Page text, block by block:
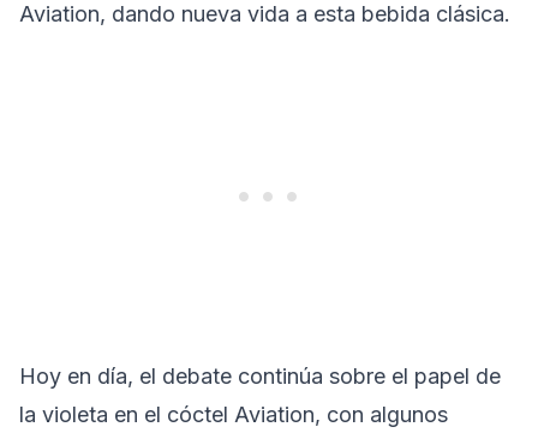
Aviation, dando nueva vida a esta bebida clásica.
Hoy en día, el debate continúa sobre el papel de
la violeta en el cóctel Aviation, con algunos